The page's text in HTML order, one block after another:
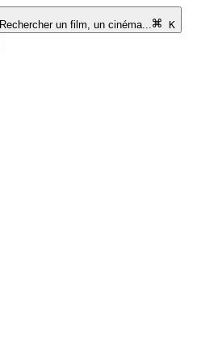
Rechercher un film, un cinéma...
K